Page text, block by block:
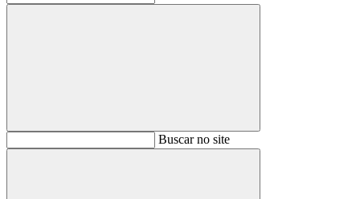
BuscarBuscar no site